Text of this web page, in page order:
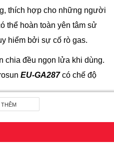
thích hợp cho những người
thể hoàn toàn yên tâm sử
hiểm bởi sự cố rò gas.
chia đều ngọn lửa khi dùng.
EU-GA287có chế độ
nhanh giúp rút ngắn thời gian
thụ: 0,28kg/h/lò.
an toàn tự động khóa gas
THÊM